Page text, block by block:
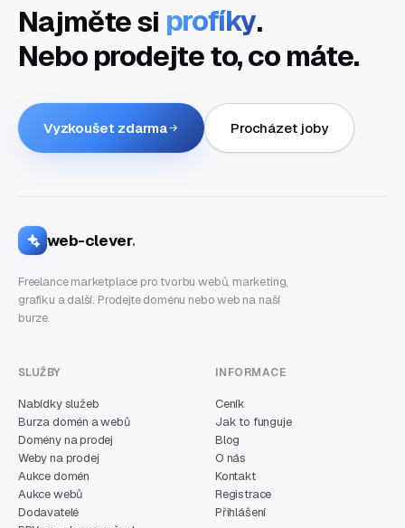
Najměte si profíky.
Nebo prodejte to, co máte.
Vyzkoušet zdarma Procházet joby
web-clever.
Freelance marketplace pro tvorbu webů, marketing,
grafiku a další. Prodejte doménu nebo web na naší
burze.
SLUŽBY
Nabídky služeb
Burza domén a webů
Domény na prodej
Weby na prodej
Aukce domén
Aukce webů
Dodavatelé
INFORMACE
Ceník
Jak to funguje
Blog
O nás
Kontakt
Registrace
Přihlášení